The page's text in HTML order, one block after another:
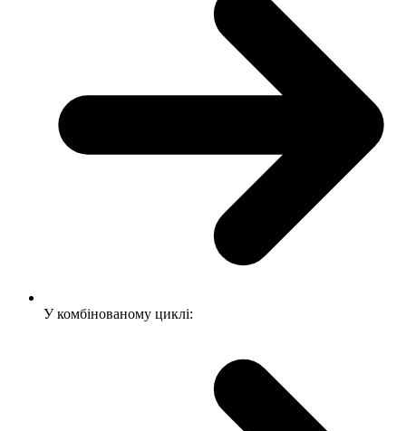
У комбінованому циклі: